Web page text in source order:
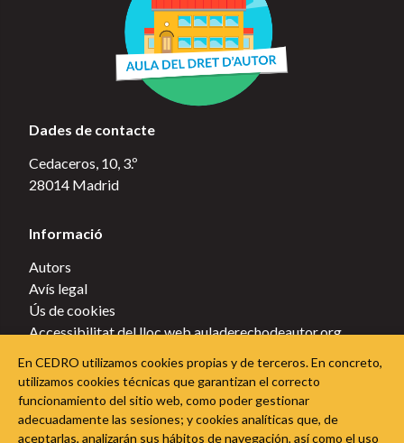
Dades de contacte
Cedaceros, 10, 3.º
28014 Madrid
Informació
Autors
Avís legal
Ús de cookies
Accessibilitat del lloc web auladerechodeautor.org
Política de cookies
Segueix l'Aula del Dret d'Autor a les xarxes socials
En CEDRO utilizamos cookies propias y de terceros. En concreto,
utilizamos cookies técnicas que garantizan el correcto
funcionamiento del sitio web, como poder gestionar
adecuadamente las sesiones; y cookies analíticas que, de
aceptarlas, analizarán sus hábitos de navegación, así como el uso